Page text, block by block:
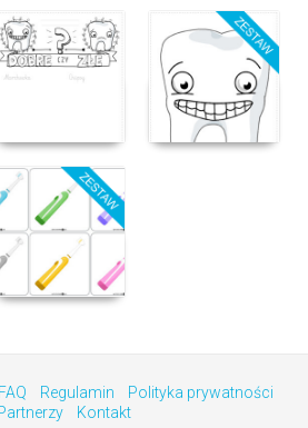
FAQ Regulamin
Polityka prywatności
Kontakt